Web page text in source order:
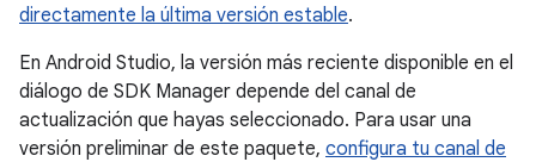
directamente la última versión estable.
En Android Studio, la versión más reciente disponible en el
diálogo de SDK Manager depende del canal de
actualización que hayas seleccionado. Para usar una
versión preliminar de este paquete, configura tu canal de